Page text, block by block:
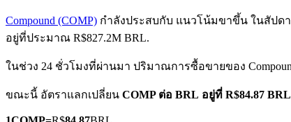
ฟิวเจอร์ส COIN-M
ฟิวเจอร์สสกุลเงินดิจิทัล
Compound (COMP) กำลังประสบกับ แนวโน้มขาขึ้น ในสัปด
อยู่ที่ประมาณ R$827.2M BRL.
ในช่วง 24 ชั่วโมงที่ผ่านมา ปริมาณการซื้อขายของ
ขณะนี้ อัตราแลกเปลี่ยน COMP ต่อ BRL อยู่ที่ R$84.87